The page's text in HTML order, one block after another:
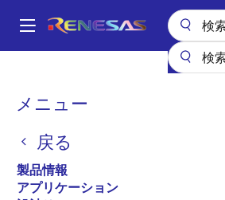
ン
Main
メニュー
戻る
製品情報
アプリケーション
パ
く
ず
コンパイラ評
コンパイラ評価サ
（機能安全対応）
コンパイラ/アセンブラ